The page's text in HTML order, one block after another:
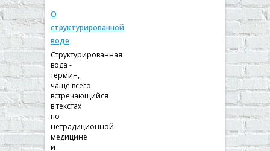
О
структурированной
воде
Структурированная
вода -
термин,
чаще всего
встречающийся
в текстах
по
нетрадиционной
медицине
и